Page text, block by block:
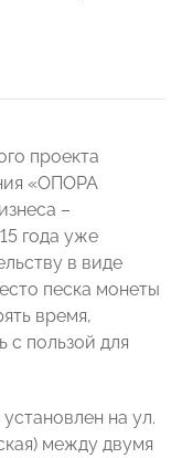
проекта
«ОПОРА
–
года уже
в виде
песка монеты
время,
пользой для
на ул.
между двумя